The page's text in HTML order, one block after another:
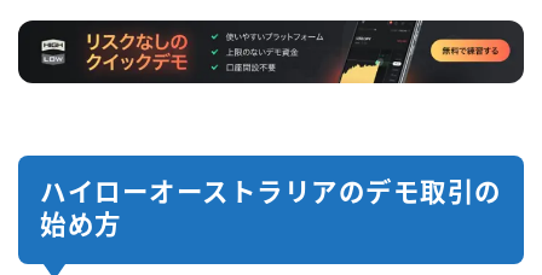
ハイローオーストラリアのデモ取引の
始め方